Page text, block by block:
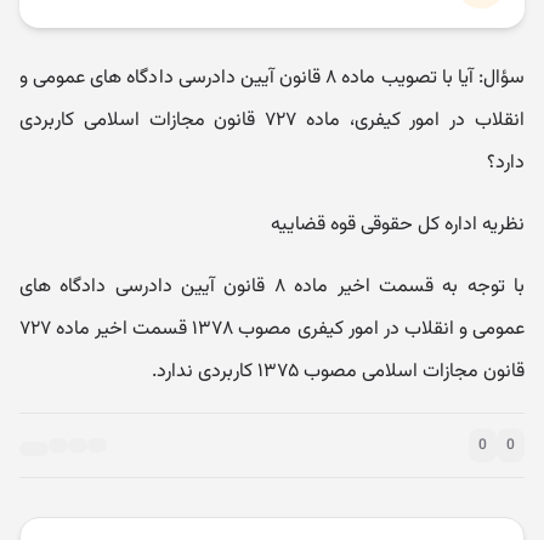
سؤال: آیا با تصویب ماده ۸ قانون آیین دادرسی دادگاه های عمومی و
انقلاب در امور کیفری، ماده ۷۲۷ قانون مجازات اسلامی کاربردی
دارد؟
نظریه اداره کل حقوقی قوه قضاییه
با توجه به قسمت اخیر ماده ۸ قانون آیین دادرسی دادگاه های
عمومی و انقلاب در امور کیفری مصوب ۱۳۷۸ قسمت اخیر ماده ۷۲۷
قانون مجازات اسلامی مصوب ۱۳۷۵ کاربردی ندارد.
0
0